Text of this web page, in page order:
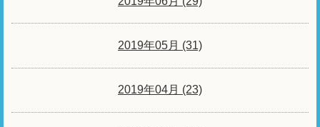
2019年05月 (31)
2019年04月 (23)